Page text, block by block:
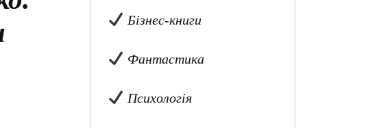
Бізнес-книги
Фантастика
Психологія